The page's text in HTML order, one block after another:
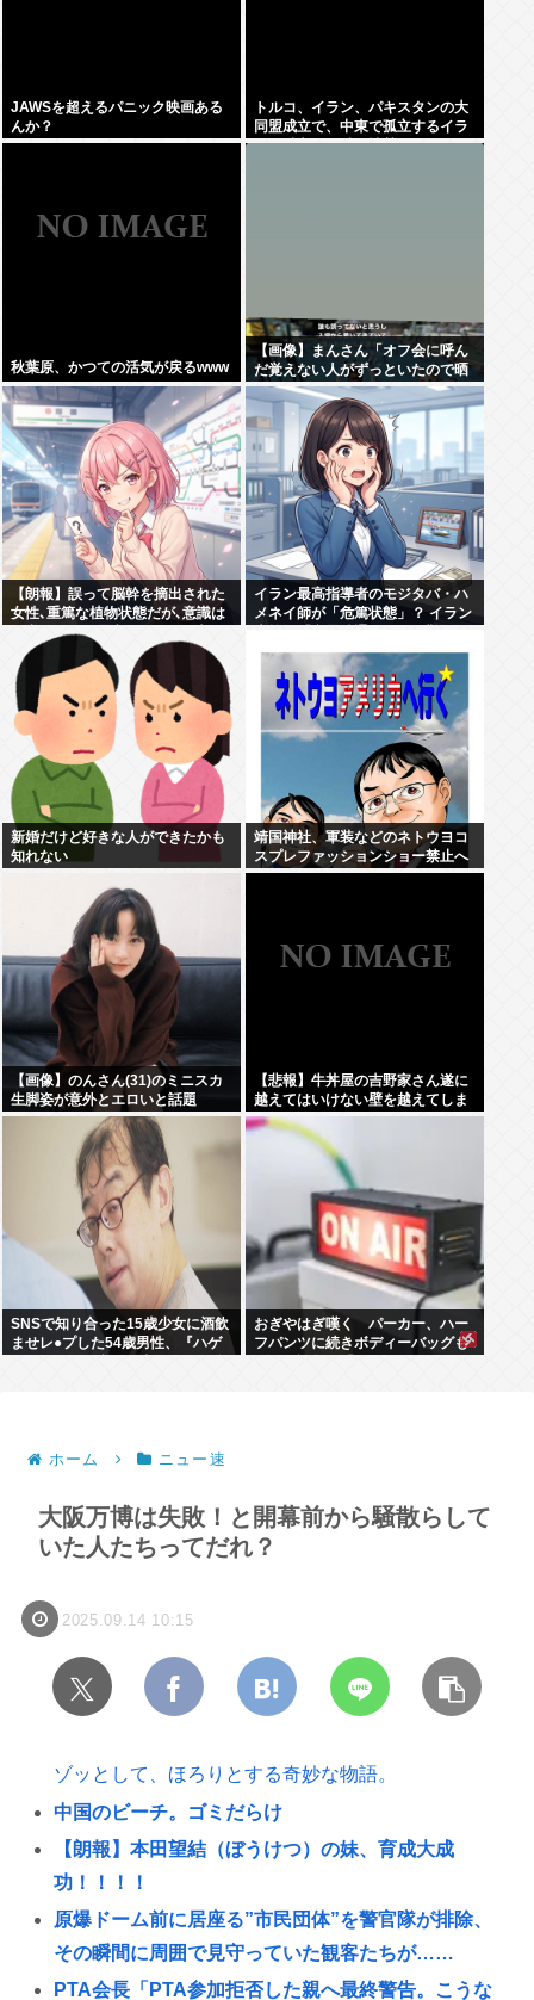
JAWSを超えるパニック映画ある
んか？
トルコ、イラン、パキスタンの大
同盟成立で、中東で孤立するイラ
ンは滅亡不可避な情勢へwww
秋葉原、かつての活気が戻るwww
【画像】まんさん「オフ会に呼ん
だ覚えない人がずっといたので晒
すわ」（パシャ）
【朗報】誤って脳幹を摘出された
女性､重篤な植物状態だが､意識は
正常で何かを思考していると判明
イラン最高指導者のモジタバ・ハ
メネイ師が「危篤状態」？ イラン
い」
新婚だけど好きな人ができたかも
知れない
靖国神社、軍装などのネトウヨコ
スプレファッションショー禁止へ
【画像】のんさん(31)のミニスカ
生脚姿が意外とエロいと話題
【悲報】牛丼屋の吉野家さん遂に
越えてはいけない壁を越えてしま
う…
SNSで知り合った15歳少女に酒飲
ませレ●プした54歳男性、『ハゲ
おぎやはぎ嘆く パーカー、ハー
フパンツに続きボディーバッグも
ホーム ニュー速
大阪万博は失敗！と開幕前から騒散らして
いた人たちってだれ？
2025.09.14 10:15
ゾッとして、ほろりとする奇妙な物語。
中国のビーチ。ゴミだらけ
【朗報】本田望結（ぼうけつ）の妹、育成大成
功！！！！
原爆ドーム前に居座る”市民団体”を警官隊が排除、
その瞬間に周囲で見守っていた観客たちが……
PTA会長「PTA参加拒否した親へ最終警告。こうな